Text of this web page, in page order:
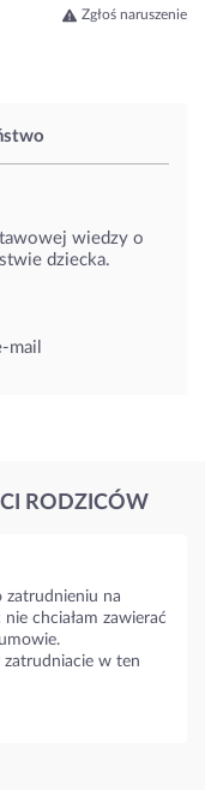
wiedzy o
dziecka.
mail
Zgłoś naruszenie
RODZICÓW
zatrudnieniu na
chciałam zawierać
zatrudniacie w ten